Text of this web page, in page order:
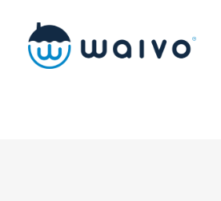
Inhalt
springen